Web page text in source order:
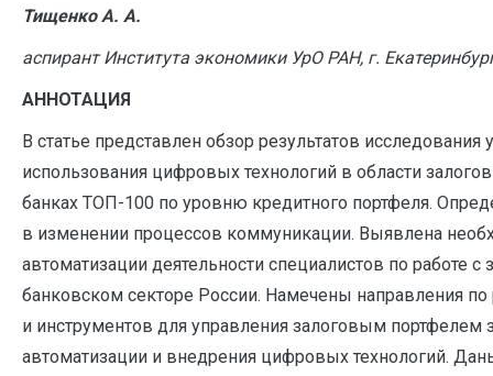
Тищенко А. А.
аспирант Института экономики УрО РАН, г.
АННОТАЦИЯ
В статье представлен обзор результатов исследования
использования цифровых технологий в области
банках ТОП-100 по уровню кредитного портфеля.
в изменении процессов коммуникации. Выявлена
автоматизации деятельности специалистов по работе с
банковском секторе России. Намечены направления
и инструментов для управления залоговым портфелем
автоматизации и внедрения цифровых технологий.